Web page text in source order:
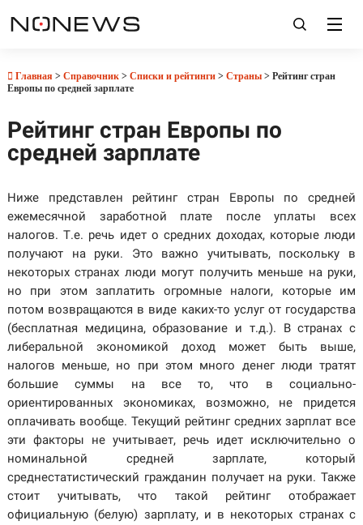
Главная > Справочник> Списки и рейтинги> Страны> Рейтинг стран
Европы по средней зарплате
Рейтинг стран Европы по
средней зарплате
Ниже представлен рейтинг стран Европы по средней
ежемесячной заработной плате после уплаты всех
налогов. Т.е. речь идет о средних доходах, которые люди
получают на руки. Это важно учитывать, поскольку в
некоторых странах люди могут получить меньше на руки,
но при этом заплатить огромные налоги, которые им
потом возвращаются в виде каких-то услуг от государства
(бесплатная медицина, образование и т.д.). В странах с
либеральной экономикой доход может быть выше,
налогов меньше, но при этом много денег люди тратят
большие суммы на все то, что в социально-
ориентированных экономиках, возможно, не придется
оплачивать вообще. Текущий рейтинг средних зарплат все
эти факторы не учитывает, речь идет исключительно о
номинальной средней зарплате, который
среднестатистический гражданин получает на руки. Также
стоит учитывать, что такой рейтинг отображает
официальную (белую) зарплату, и в некоторых странах с